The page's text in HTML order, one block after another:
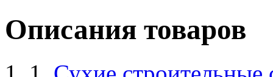
Описания товаров